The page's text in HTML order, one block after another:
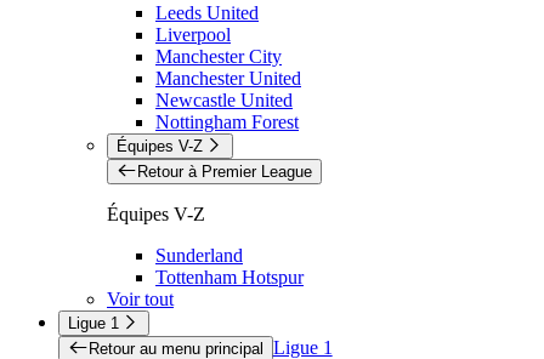
Leeds United
Liverpool
Manchester City
Manchester United
Newcastle United
Nottingham Forest
Équipes V-Z
Retour à Premier League
Équipes V-Z
Sunderland
Tottenham Hotspur
Voir tout
Ligue 1
Retour au menu principal Ligue 1